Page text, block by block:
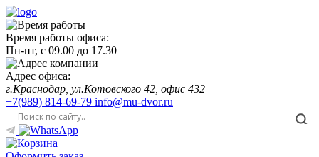
Время работы офиса:
Пн-пт, с 09.00 до 17.30
Адрес офиса:
г.Краснодар, ул.Котовского 42, офис 432
+7(989) 814-69-79 info@mu-dvor.ru